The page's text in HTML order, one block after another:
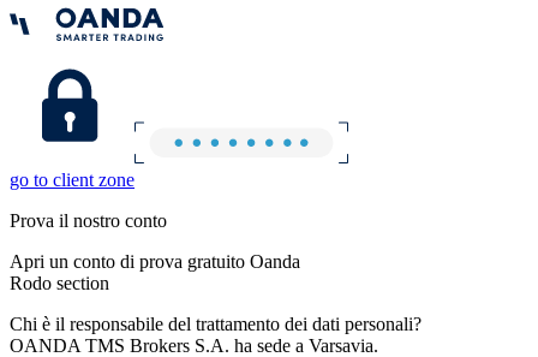
go to client zone
Prova il nostro conto
Apri un conto di prova gratuito Oanda
Rodo section
Chi è il responsabile del trattamento dei dati personali?
OANDA TMS Brokers S.A. ha sede a Varsavia.